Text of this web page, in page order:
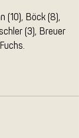
(10), Böck (8),
(3), Breuer